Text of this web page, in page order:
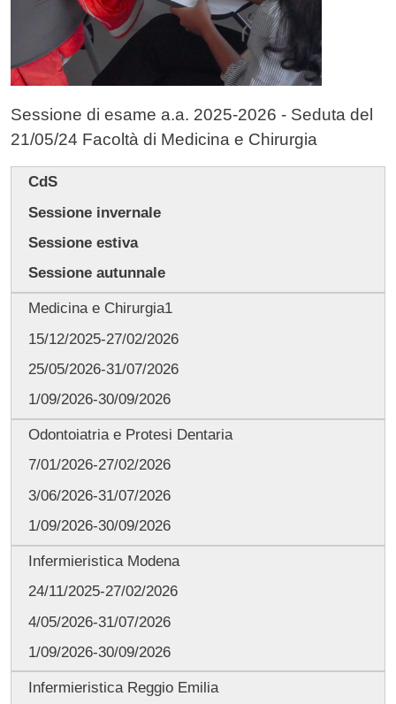
Sessione di esame a.a. 2025-2026 - Seduta del
21/05/24 Facoltà di Medicina e Chirurgia
CdS
Sessione invernale
Sessione estiva
Sessione autunnale
Medicina e Chirurgia1
15/12/2025-27/02/2026
25/05/2026-31/07/2026
1/09/2026-30/09/2026
Odontoiatria e Protesi Dentaria
7/01/2026-27/02/2026
3/06/2026-31/07/2026
1/09/2026-30/09/2026
Infermieristica Modena
24/11/2025-27/02/2026
4/05/2026-31/07/2026
1/09/2026-30/09/2026
Infermieristica Reggio Emilia